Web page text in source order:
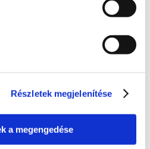
Részletek megjelenítése
a megengedése
szerda
megoldásán